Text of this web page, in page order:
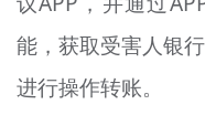
能，获取受害人银
进行操作转账。